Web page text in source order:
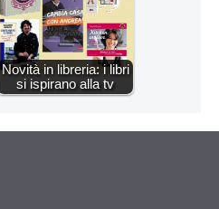
Novità in libreria: i libri
si ispirano alla tv